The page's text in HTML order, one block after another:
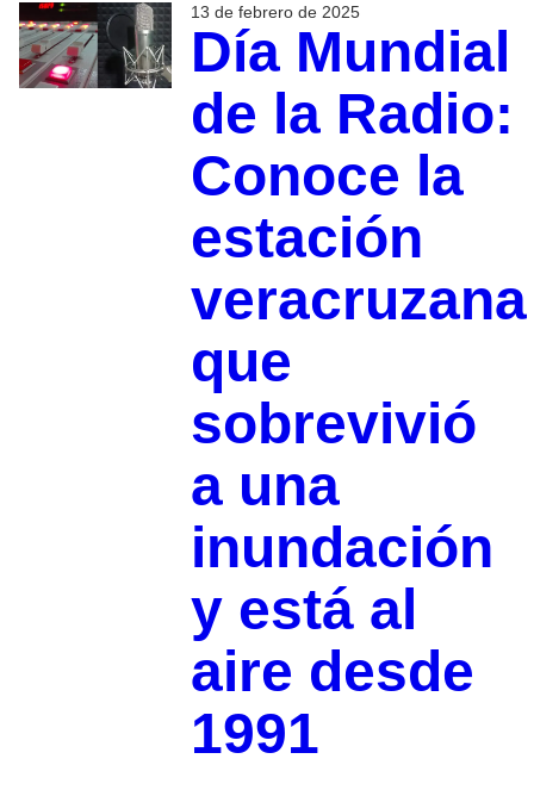
13 de febrero de 2025
Día Mundial
de la Radio:
Conoce la
estación
veracruzana
que
sobrevivió
a una
inundación
y está al
aire desde
1991